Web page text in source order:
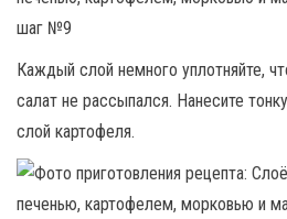
Каждый слой немного уплотняйте,
салат не рассыпался. Нанесите
слой картофеля.